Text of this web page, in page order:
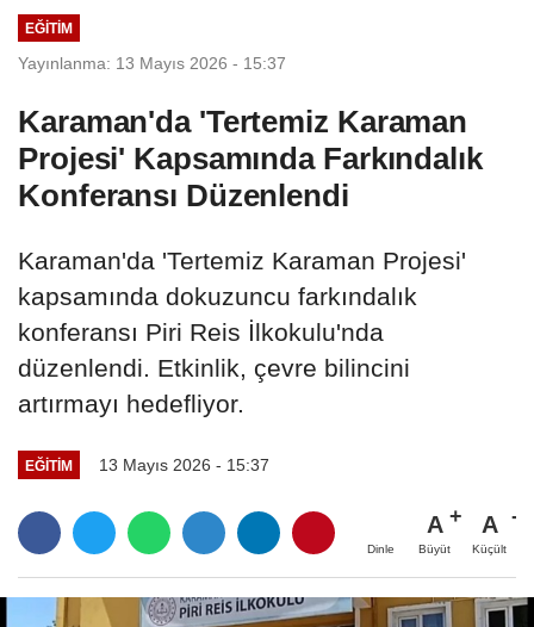
EĞITIM
Yayınlanma: 13 Mayıs 2026 - 15:37
Karaman'da 'Tertemiz Karaman
Projesi' Kapsamında Farkındalık
Konferansı Düzenlendi
Karaman'da 'Tertemiz Karaman Projesi'
kapsamında dokuzuncu farkındalık
konferansı Piri Reis İlkokulu'nda
düzenlendi. Etkinlik, çevre bilincini
artırmayı hedefliyor.
EĞITIM 13 Mayıs 2026 - 15:37
Dinle
A
Büyüt
A
Küçült